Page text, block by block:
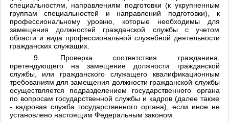
специальностям, направлениям подготовки (к укрупненным
группам специальностей и направлений подготовки), к
профессиональному уровню, которые необходимы для
замещения должностей гражданской службы с учетом
области и вида профессиональной служебной деятельности
гражданских служащих.
9. Проверка соответствия гражданина,
претендующего на замещение должности гражданской
службы, или гражданского служащего квалификационным
требованиям для замещения должности гражданской службы
осуществляется подразделением государственного органа
по вопросам государственной службы и кадров (далее также
- кадровая служба государственного органа), если иное не
установлено настоящим Федеральным законом.